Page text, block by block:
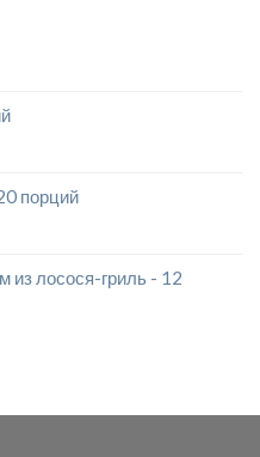
порций
из лосося-гриль - 12